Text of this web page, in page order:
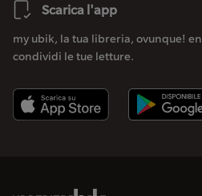
Scarica l'app
my ubik, la tua libreria, ovunque!
condividi le tue letture.